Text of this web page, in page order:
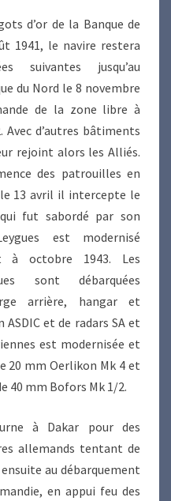
d’or de la Banque de
1941, le navire restera
suivantes jusqu’au
du Nord le 8 novembre
de la zone libre à
d’autres bâtiments
rejoint alors les Alliés.
des patrouilles en
13 avril il intercepte le
fut sabordé par son
est modernisé
à octobre 1943. Les
sont débarquées
arrière, hangar et
ASDIC et de radars SA et
est modernisée et
20 mm Oerlikon Mk 4 et
40 mm Bofors Mk 1/2.
à Dakar pour des
allemands tentant de
au débarquement
en appui feu des